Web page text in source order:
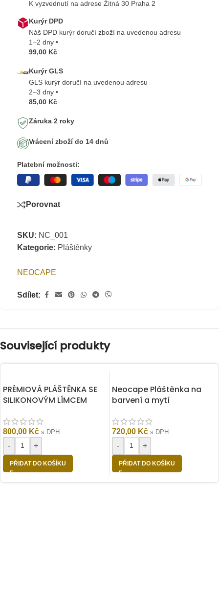
K vyzvednutí na adrese Žitná 30 Praha 2
Kurýr DPD
Náš DPD kurýr doručí zboží na uvedenou adresu
1–2 dny •
99,00 Kč
Kurýr GLS
GLS kurýr doručí na uvedenou adresu
2–3 dny •
85,00 Kč
Záruka 2 roky
Vrácení zboží do 14 dnů
Platební možnosti:
Porovnat
SKU: NC_001
Kategorie: Pláštěnky
NEOCAPE
Sdílet:
Související produkty
PRÉMIOVÁ PLÁŠTĚNKA SE
SILIKONOVÝM LÍMCEM
800,00 Kč s DPH
- +
PŘIDAT DO KOŠÍKU
Neocape Pláštěnka na
barvení a mytí
720,00 Kč s DPH
- +
PŘIDAT DO KOŠÍKU